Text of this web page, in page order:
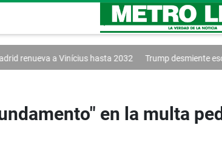
2032 Trump desmiente escasez de municiones
en la multa